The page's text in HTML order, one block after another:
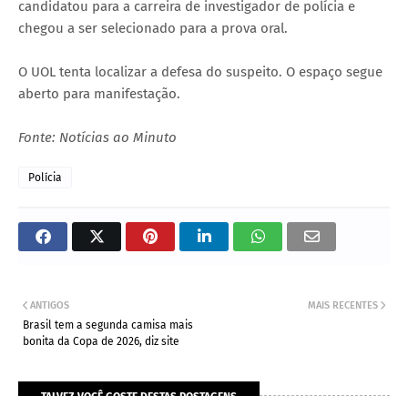
candidatou para a carreira de investigador de polícia e
chegou a ser selecionado para a prova oral.
O UOL tenta localizar a defesa do suspeito. O espaço segue
aberto para manifestação.
Fonte: Notícias ao Minuto
Polícia
MAIS RECENTES
ANTIGOS
Brasil tem a segunda camisa mais
bonita da Copa de 2026, diz site